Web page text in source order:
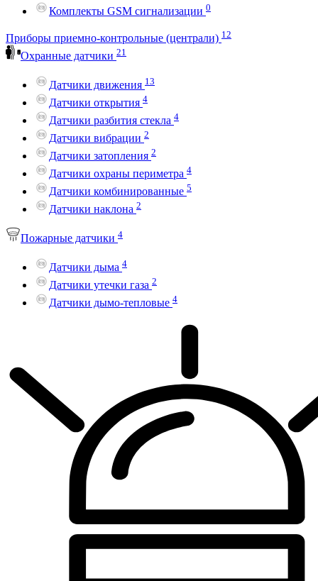
Комплекты GSM сигнализации 0
Приборы приемно-контрольные (централи) 12
Охранные датчики 21
Датчики движения 13
Датчики открытия 4
Датчики разбития стекла 4
Датчики вибрации 2
Датчики затопления 2
Датчики охраны периметра 4
Датчики комбинированные 5
Датчики наклона 2
Пожарные датчики 4
Датчики дыма 4
Датчики утечки газа 2
Датчики дымо-тепловые 4